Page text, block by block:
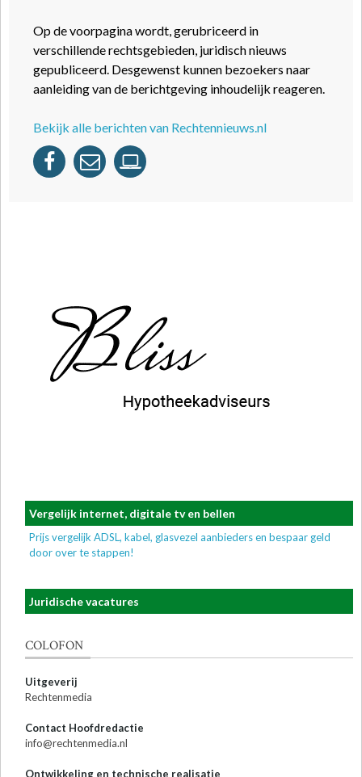
Op de voorpagina wordt, gerubriceerd in
verschillende rechtsgebieden, juridisch nieuws
gepubliceerd. Desgewenst kunnen bezoekers naar
aanleiding van de berichtgeving inhoudelijk reageren.
Bekijk alle berichten van Rechtennieuws.nl
Vergelijk internet, digitale tv en bellen
Prijs vergelijk ADSL, kabel, glasvezel aanbieders en bespaar geld
door over te stappen!
Juridische vacatures
COLOFON
Uitgeverij
Rechtenmedia
Contact Hoofdredactie
info@rechtenmedia.nl
Ontwikkeling en technische realisatie